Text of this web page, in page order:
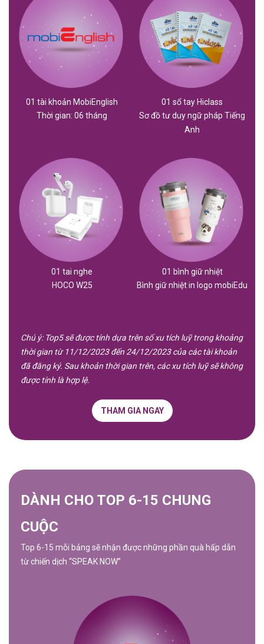
01 tài khoản MobiEnglish
Thời gian: 06 tháng
01 sổ tay Hiclass
Sơ đồ tư duy ngữ pháp Tiếng
Anh
01 tai nghe
HOCO W25
01 bình giữ nhiệt
Bình giữ nhiệt in logo mobiEdu
Chú ý: Top5 sẽ được tính dựa trên số xu tích luỹ trong khoảng
thời gian từ 11/12/2023 đến 24/12/2023 của các tài khoản
đã đăng ký. Sau khoản thời gian trên, các xu tích luỹ sẽ không
được tính là hợp lệ.
THAM GIA NGAY
DÀNH CHO TOP 6-15 CHUNG
CUỘC
Top 6-15 mỗi bảng sẽ nhận được những phần quà hấp dẫn
từ chiến dịch “SPEAK NOW”